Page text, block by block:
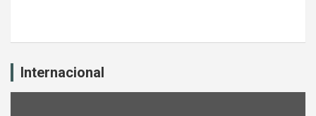
Internacional